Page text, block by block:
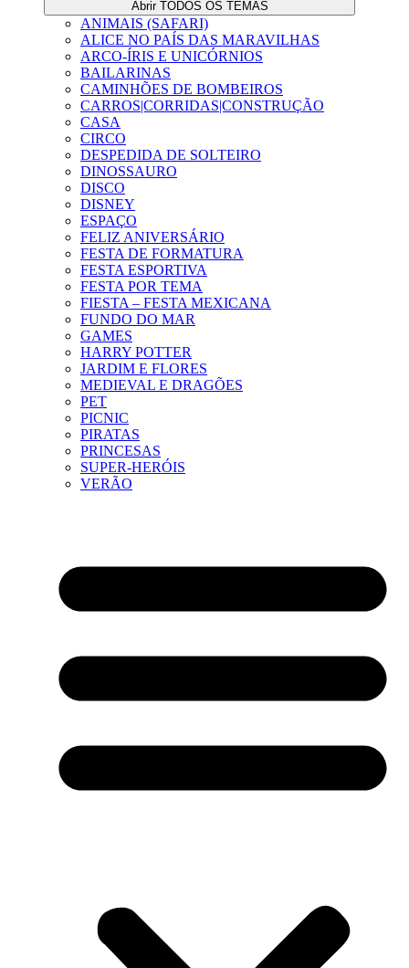
Abrir TODOS OS TEMAS
ANIMAIS (SAFARI)
ALICE NO PAÍS DAS MARAVILHAS
ARCO-ÍRIS E UNICÓRNIOS
BAILARINAS
CAMINHÕES DE BOMBEIROS
CARROS|CORRIDAS|CONSTRUÇÃO
CASA
CIRCO
DESPEDIDA DE SOLTEIRO
DINOSSAURO
DISCO
DISNEY
ESPAÇO
FELIZ ANIVERSÁRIO
FESTA DE FORMATURA
FESTA ESPORTIVA
FESTA POR TEMA
FIESTA – FESTA MEXICANA
FUNDO DO MAR
GAMES
HARRY POTTER
JARDIM E FLORES
MEDIEVAL E DRAGÕES
PET
PICNIC
PIRATAS
PRINCESAS
SUPER-HERÓIS
VERÃO